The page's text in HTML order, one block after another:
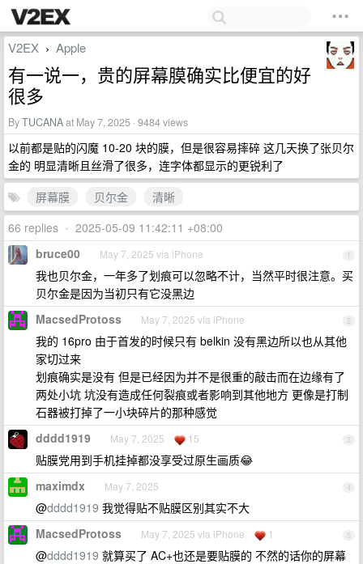
V2EX › Apple
有一说一，贵的屏幕膜确实比便宜的好
很多
ByTUCANAat May 7, 2025 · 9484 views
以前都是贴的闪魔 10-20 块的膜，但是很容易摔碎 这几天换了张贝尔
金的 明显清晰且丝滑了很多，连字体都显示的更锐利了
屏幕膜
贝尔金
清晰
66 replies • 2025-05-09 11:42:11 +08:00
1
bruce00 May 7, 2025 via iPhone
我也贝尔金，一年多了划痕可以忽略不计，当然平时很注意。买
贝尔金是因为当初只有它没黑边
2
MacsedProtoss May 7, 2025 via iPhone
我的 16pro 由于首发的时候只有 belkin 没有黑边所以也从其他
家切过来
划痕确实是没有 但是已经因为并不是很重的敲击而在边缘有了
两处小坑 坑没有造成任何裂痕或者影响到其他地方 更像是打制
石器被打掉了一小块碎片的那种感觉
3
dddd1919 May 7, 2025 15
贴膜党用到手机挂掉都没享受过原生画质😂
4
maximdx May 7, 2025
@dddd1919 我觉得贴不贴膜区别其实不大
5
MacsedProtoss May 7, 2025 via iPhone 1
@dddd1919 就算买了 AC+也还是要贴膜的 不然的话你的屏幕